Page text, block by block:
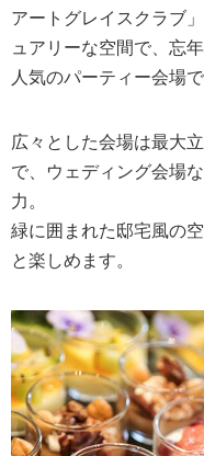
アートグレイスクラブ
ュアリーな空間で、忘
人気のパーティー会場で
広々とした会場は最大
で、ウェディング会場
力。
緑に囲まれた邸宅風の
と楽しめます。